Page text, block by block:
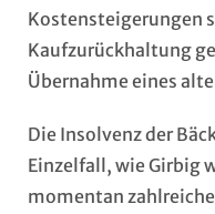
Kostensteigerungen
Kaufzurückhaltung
Übernahme eines
Die Insolvenz der
Einzelfall, wie Girbig
momentan